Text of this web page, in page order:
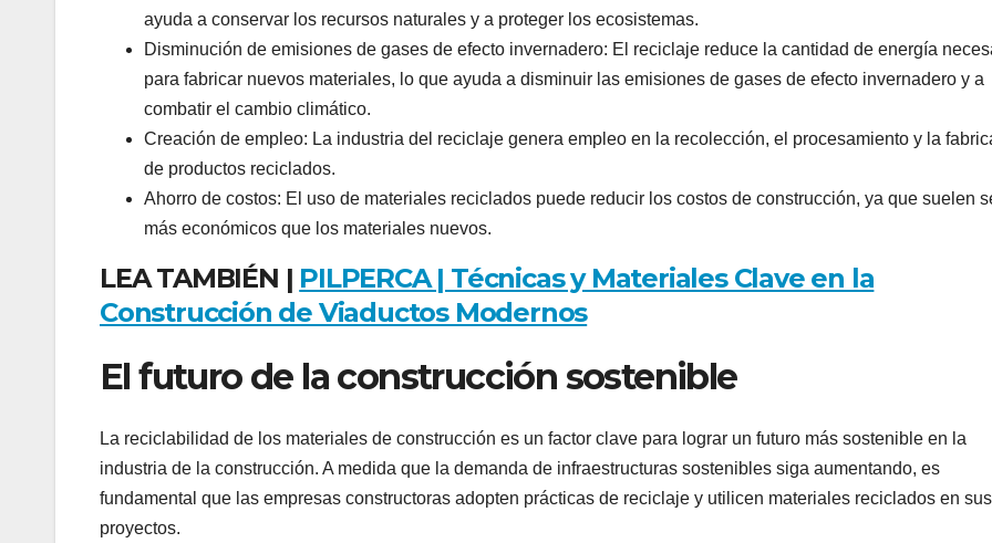
ayuda a conservar los recursos naturales y a proteger los ecosistemas.
Disminución de emisiones de gases de efecto invernadero: El reciclaje reduce la cantidad de energía
para fabricar nuevos materiales, lo que ayuda a disminuir las emisiones de gases de efecto invernadero y a
combatir el cambio climático.
Creación de empleo: La industria del reciclaje genera empleo en la recolección, el procesamiento y la
de productos reciclados.
Ahorro de costos: El uso de materiales reciclados puede reducir los costos de construcción, ya que suelen
más económicos que los materiales nuevos.
LEA TAMBIÉN | PILPERCA | Técnicas y Materiales Clave en la
Construcción de Viaductos Modernos
El futuro de la construcción sostenible
La reciclabilidad de los materiales de construcción es un factor clave para lograr un futuro más sostenible en la
industria de la construcción. A medida que la demanda de infraestructuras sostenibles siga aumentando, es
fundamental que las empresas constructoras adopten prácticas de reciclaje y utilicen materiales reciclados en sus
proyectos.